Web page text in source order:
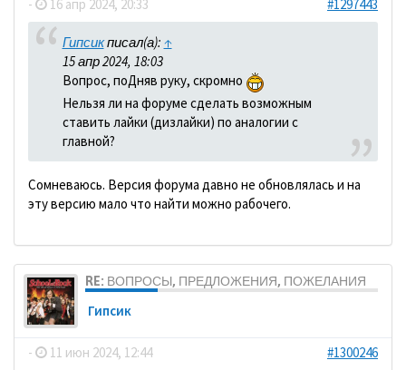
- 16 апр 2024, 20:33 #1297443
Гипсикписал(а): ↑
15 апр 2024, 18:03
Вопрос, поДняв руку, скромно
Нельзя ли на форуме сделать возможным
ставить лайки (дизлайки) по аналогии с
главной?
Сомневаюсь. Версия форума давно не обновлялась и на
эту версию мало что найти можно рабочего.
RE: ВОПРОСЫ, ПРЕДЛОЖЕНИЯ, ПОЖЕЛАНИЯ
Гипсик
- 11 июн 2024, 12:44
#1300246